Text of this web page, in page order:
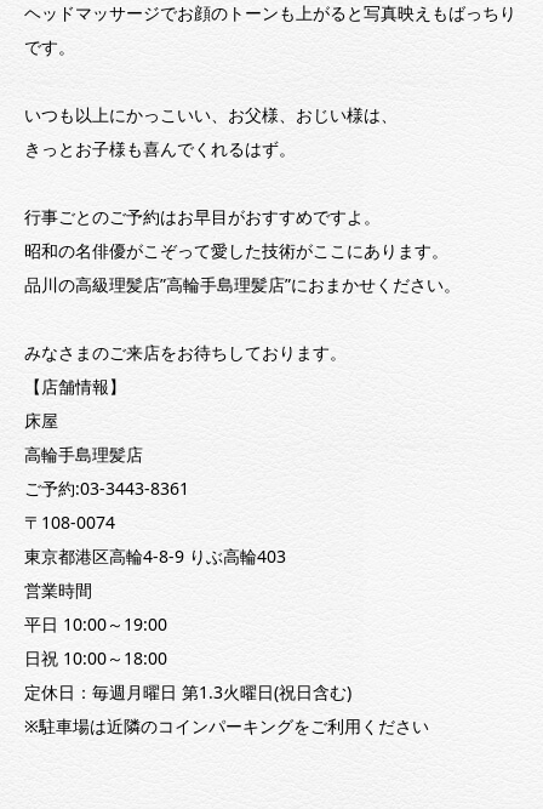
ヘッドマッサージでお顔のトーンも上がると写真映えもばっちり
です。
いつも以上にかっこいい、お父様、おじい様は、
きっとお子様も喜んでくれるはず。
行事ごとのご予約はお早目がおすすめですよ。
昭和の名俳優がこぞって愛した技術がここにあります。
品川の高級理髪店”高輪手島理髪店”におまかせください。
みなさまのご来店をお待ちしております。
【店舗情報】
床屋
高輪手島理髪店
ご予約:03-3443-8361
〒108-0074
東京都港区高輪4-8-9 りぶ高輪403
営業時間
平日 10:00～19:00
日祝 10:00～18:00
定休日：毎週月曜日 第1.3火曜日(祝日含む)
※駐車場は近隣のコインパーキングをご利用ください